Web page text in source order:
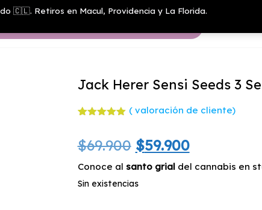
🇨🇱. Retiros en Macul, Providencia y La Florida.
Jack Herer Sensi Seeds 3
de 5 en
base a
de un
cliente
(valoración de cliente)
$69.900 El
precio
original
$59.900El
precio
Conoce al santo grial del cannabis en
Sin existencias